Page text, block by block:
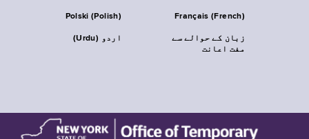
Polski (Polish) Français (French)
اردو (Urdu)
زبان کے حوالے سے
مفت اعانت